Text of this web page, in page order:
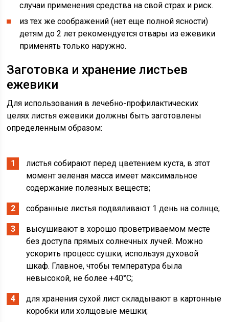
случаи применения средства на свой страх и риск.
из тех же соображений (нет еще полной ясности)
детям до 2 лет рекомендуется отвары из ежевики
применять только наружно.
Заготовка и хранение листьев
ежевики
Для использования в лечебно-профилактических
целях листья ежевики должны быть заготовлены
определенным образом:
листья собирают перед цветением куста, в этот
момент зеленая масса имеет максимальное
содержание полезных веществ;
собранные листья подвяливают 1 день на солнце;
высушивают в хорошо проветриваемом месте
без доступа прямых солнечных лучей. Можно
ускорить процесс сушки, используя духовой
шкаф. Главное, чтобы температура была
невысокой, не более +40°C;
для хранения сухой лист складывают в картонные
коробки или холщовые мешки;